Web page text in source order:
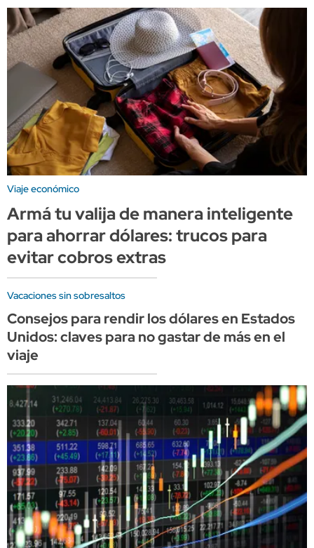
Viaje económico
Armá tu valija de manera inteligente
para ahorrar dólares: trucos para
evitar cobros extras
Vacaciones sin sobresaltos
Consejos para rendir los dólares en Estados
Unidos: claves para no gastar de más en el
viaje